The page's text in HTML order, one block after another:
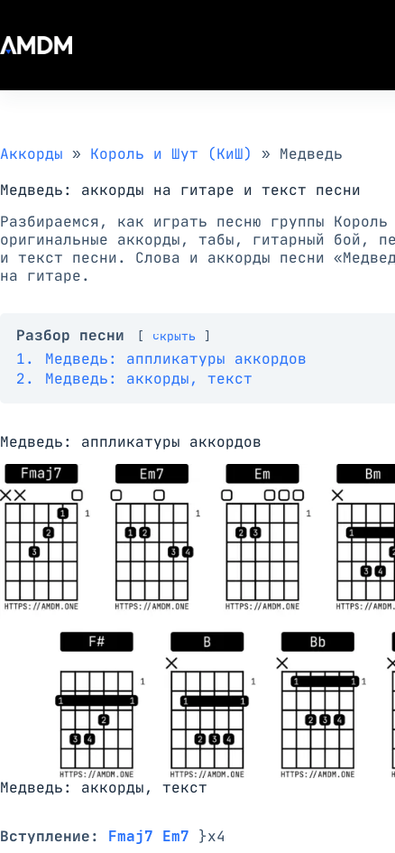
сути
Аккорды » Король и Шут (КиШ) » Медведь
Медведь: аккорды на гитаре и текст песни
Разбираемся, как играть песню группы
оригинальные аккорды, табы, гитарный бой,
и текст песни. Слова и аккорды песни
на гитаре.
Разбор песни скрыть
1.
Медведь: аппликатуры аккордов
2.
Медведь: аккорды, текст
Медведь: аппликатуры аккордов
Медведь: аккорды, текст
Вступление: Fmaj7 Em7 }x4